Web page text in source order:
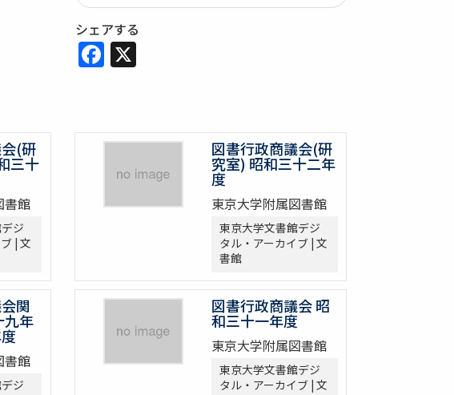
シェアする
Facebook
X
(研
三十
書館
ジ
| 文
図書行政商議会(研
究室) 昭和三十二年
度
東京大学附属図書館
東京大学文書館デジ
タル・アーカイブ | 文
書館
関
九年
書館
ジ
図書行政商議会 昭
和三十一年度
東京大学附属図書館
東京大学文書館デジ
タル・アーカイブ | 文